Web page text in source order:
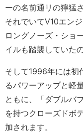
ーの名前通リの獰猛
それでいてV10エン
ロングノーズ・ショ
イルも踏襲していたの
そして1996年には初
るパワーアップと軽
ともに、「ダブルバ
を持つクローズドボ
加されます。